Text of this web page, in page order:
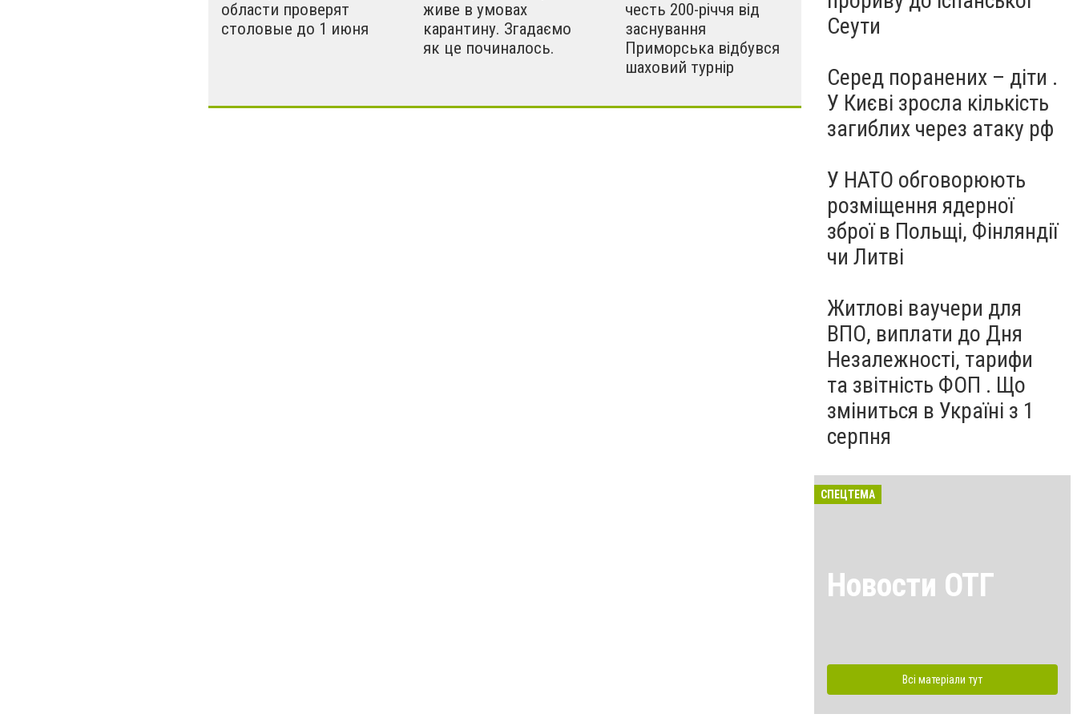
области проверят
столовые до 1 июня
живе в умовах
карантину. Згадаємо
як це починалось.
честь 200-річчя від
заснування
Приморська відбувся
шаховий турнір
Сеути
Серед поранених – діти .
У Києві зросла кількість
загиблих через атаку рф
У НАТО обговорюють
розміщення ядерної
зброї в Польщі, Фінляндії
чи Литві
Житлові ваучери для
ВПО, виплати до Дня
Незалежності, тарифи
та звітність ФОП . Що
зміниться в Україні з 1
серпня
СПЕЦТЕМА
Новости ОТГ
Всі матеріали тут